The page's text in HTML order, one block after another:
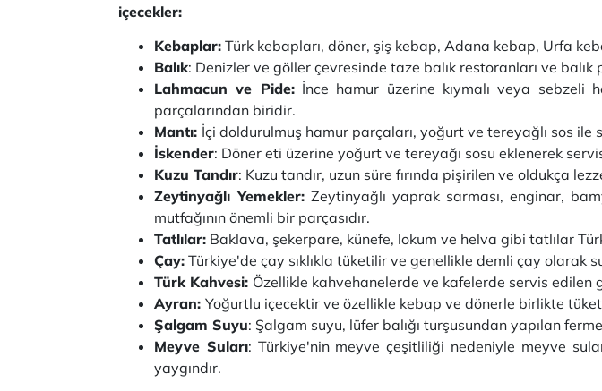
içecekler:
Kebaplar: Türk kebapları, döner, şiş kebap, Adana kebap, Urfa
Balık: Denizler ve göller çevresinde taze balık restoranları ve
Lahmacun ve Pide:İnce hamur üzerine kıymalı veya sebzeli
parçalarından biridir.
Mantı: İçi doldurulmuş hamur parçaları, yoğurt ve tereyağlı sos ile
İskender: Döner eti üzerine yoğurt ve tereyağı sosu eklenerek
Kuzu Tandır: Kuzu tandır, uzun süre fırında pişirilen ve oldukça
Zeytinyağlı Yemekler:Zeytinyağlı yaprak sarması, enginar,
mutfağının önemli bir parçasıdır.
Tatlılar: Baklava, şekerpare, künefe, lokum ve helva gibi tatlılar
Çay: Türkiye'de çay sıklıkla tüketilir ve genellikle demli çay olarak
Türk Kahvesi: Özellikle kahvehanelerde ve kafelerde servis
Ayran: Yoğurtlu içecektir ve özellikle kebap ve dönerle birlikte
Şalgam Suyu: Şalgam suyu, lüfer balığı turşusundan yapılan
Meyve Suları: Türkiye'nin meyve çeşitliliği nedeniyle meyve
yaygındır.